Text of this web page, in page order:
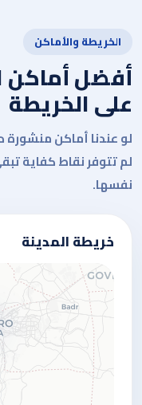
الخريطة والأماكن
أفضل أماكن
على الخريطة
لو عندنا أماكن منشورة
لم تتوفر نقاط كفاية
نفسها.
خريطة المدينة